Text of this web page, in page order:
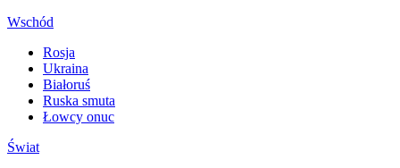
Wschód
Rosja
Ukraina
Białoruś
Ruska smuta
Łowcy onuc
Świat